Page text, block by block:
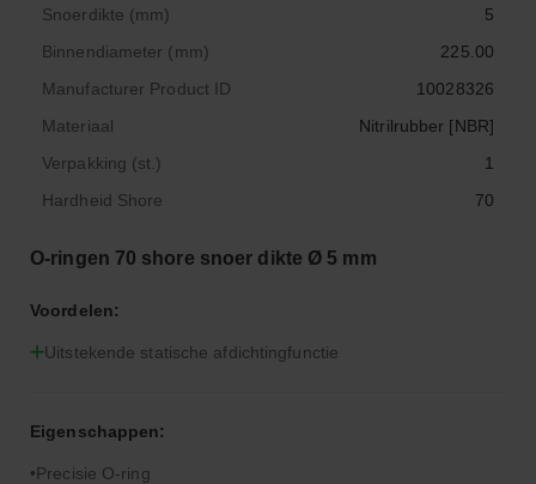
Snoerdikte (mm)
5
Binnendiameter (mm)
225.00
Manufacturer Product ID
10028326
Materiaal
Nitrilrubber [NBR]
Verpakking (st.)
1
Hardheid Shore
70
O-ringen 70 shore snoer dikte Ø 5 mm
Voordelen:
Uitstekende statische afdichtingfunctie
Eigenschappen:
Precisie O-ring